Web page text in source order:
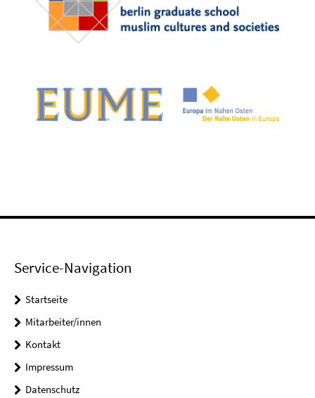
Service-Navigation
Startseite
Mitarbeiter/innen
Kontakt
Impressum
Datenschutz